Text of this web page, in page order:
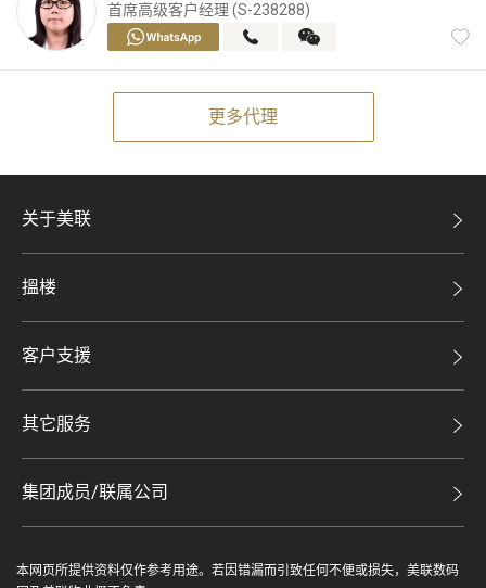
首席高级客户经理 (S-238288)
更多代理
关于美联
美联集团
集团动态
人才招募
网站地图
搵楼
二手盘
买卖流程
客户支援
自助放盘
豪宅分行
查询热线
联络我们
其它服务
豪宅资讯
集团成员/联属公司
本网页所提供资料仅作参考用途。若因错漏而引致任何不便或损失，美联数码